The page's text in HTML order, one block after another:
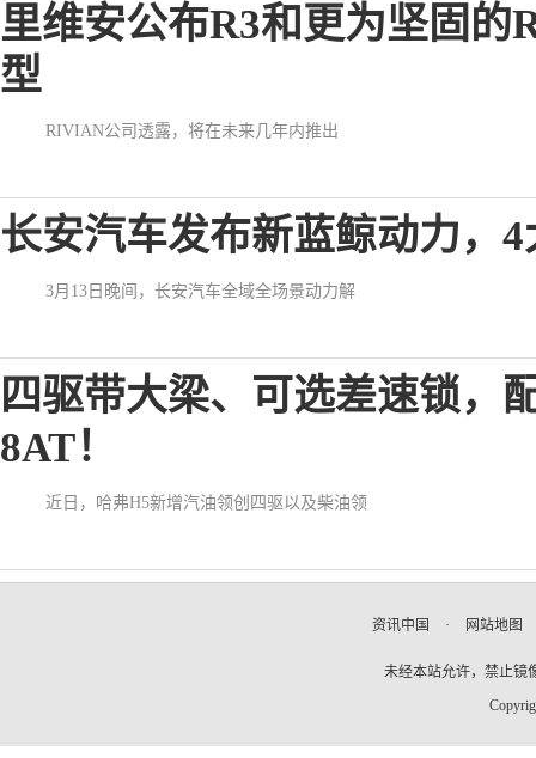
里维安公布R3和更为坚固的
型
RIVIAN公司透露，将在未来几年内推出
长安汽车发布新蓝鲸动力，
3月13日晚间，长安汽车全域全场景动力解
四驱带大梁、可选差速锁，
8AT！
近日，哈弗H5新增汽油领创四驱以及柴油领
资讯中国 · 网站地图
未经本站允许，禁止镜